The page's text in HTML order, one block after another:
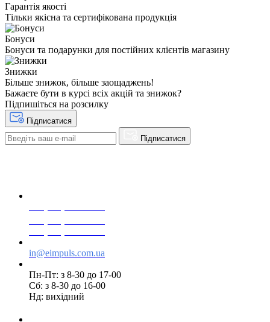
Гарантія якості
Тільки якісна та сертифікована продукція
Бонуси
Бонуси та подарунки для постійних клієнтів магазину
Знижки
Більше знижок, більше заощаджень!
Бажаєте бути в курсі всіх акцій та знижок?
Підпишіться на розсилку
Підписатися
Підписатися
in@eimpuls.com.ua
Пн-Пт: з 8-30 до 17-00
Сб: з 8-30 до 16-00
Нд: вихідний